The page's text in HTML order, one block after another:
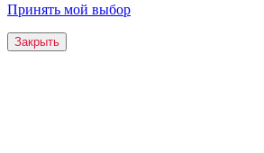
Принять мой выбор
Закрыть